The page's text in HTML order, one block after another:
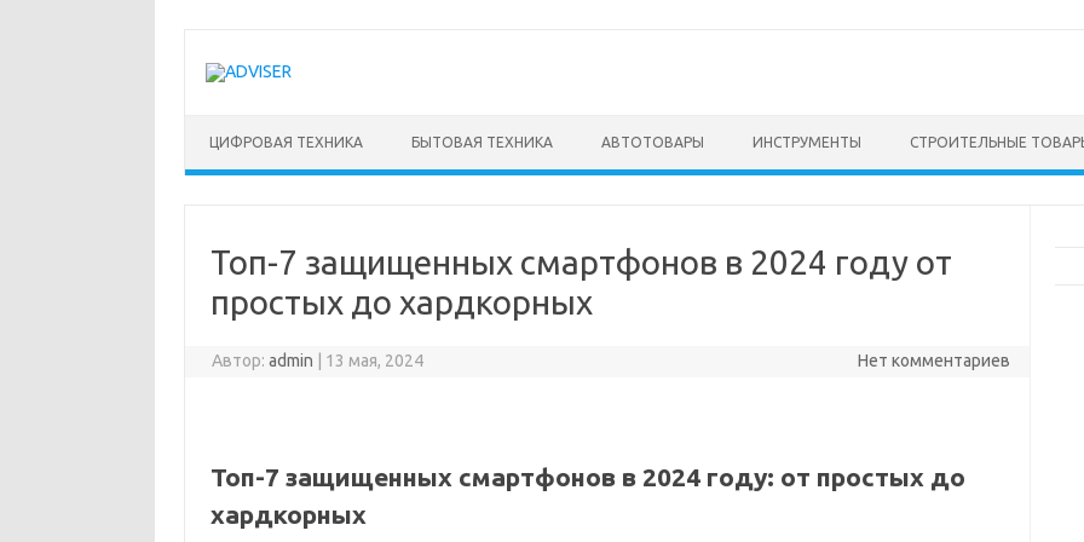
содержимому
ЦИФРОВАЯ ТЕХНИКА БЫТОВАЯ ТЕХНИКА АВТОТОВАРЫ ИНСТРУМЕНТЫ СТРОИТЕЛЬНЫЕ
Топ-7 защищенных смартфонов в 2024 году от
простых до хардкорных
Автор:admin 13 мая, 2024 Нет комментариев
Топ-7 защищенных смартфонов в 2024 году: от простых до
хардкорных